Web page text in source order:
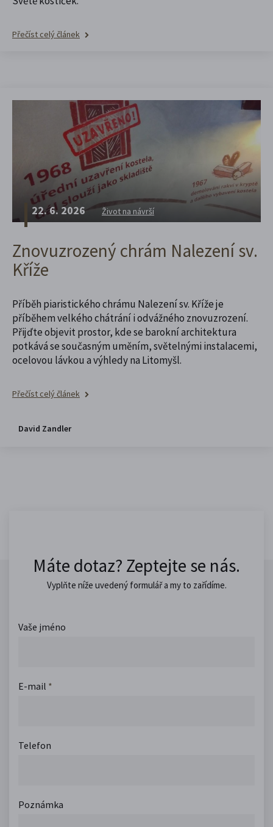
Přečíst celý článek
22. 6. 2026 Život na návrší
Znovuzrozený chrám Nalezení sv.
Kříže
Příběh piaristického chrámu Nalezení sv. Kříže je
příběhem velkého chátrání i odvážného znovuzrození.
Přijďte objevit prostor, kde se barokní architektura
potkává se současným uměním, světelnými instalacemi,
ocelovou lávkou a výhledy na Litomyšl.
Přečíst celý článek
David Zandler
Máte dotaz? Zeptejte se nás.
Vyplňte níže uvedený formulář a my to zařídíme.
Vaše jméno
E-mail *
Telefon
Poznámka